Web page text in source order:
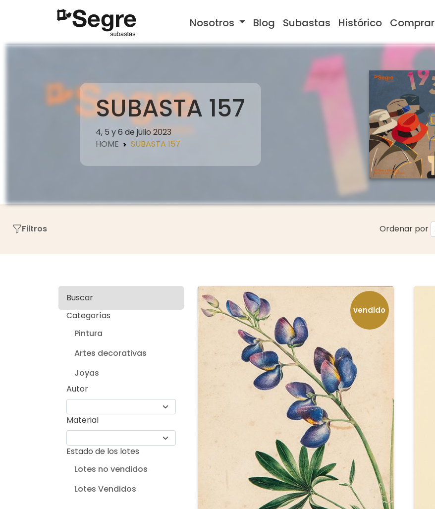
Nosotros Blog Subastas Histórico Comprar
SUBASTA 157
4, 5 y 6 de julio 2023
HOME
SUBASTA 157
Filtros Ordenar por
Buscar
Categorías
Pintura
Artes decorativas
Joyas
Autor
Material
Estado de los lotes
Lotes no vendidos
Lotes Vendidos
vendido